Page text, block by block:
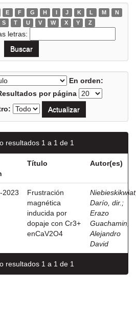
E F G H I J K L M
N
S T U V W X Y Z
letras:
En orden:
por página
resultados 1 a 1 de 1
Título Autor(es)
2023
Frustración
magnética
inducida por
dopaje con Cr3+
enCaV2O4
Darío, dir. ;
Erazo
Guachamin,
Alejandro
David
resultados 1 a 1 de 1